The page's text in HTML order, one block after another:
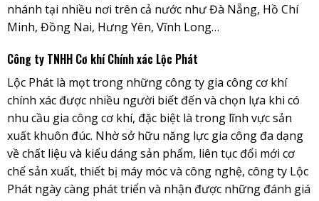
nhánh tại nhiều nơi trên cả nước như Đà Nẵng, Hồ Chí
Minh, Đồng Nai, Hưng Yên, Vĩnh Long…
Công ty TNHH Cơ khí Chính xác Lộc Phát
Lộc Phát là mọt trong những công ty gia công cơ khí
chính xác được nhiều người biết đến và chọn lựa khi có
nhu cầu gia công cơ khí, đặc biệt là trong lĩnh vực sản
xuất khuôn đúc. Nhờ sở hữu năng lực gia công đa dạng
về chất liệu và kiểu dáng sản phẩm, liên tục đổi mới cơ
chế sản xuất, thiết bị máy móc và công nghệ, công ty Lộc
Phát ngày càng phát triển và nhận được những đánh giá